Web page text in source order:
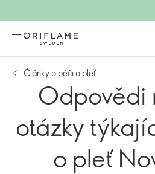
Články o péči o pleť
Odpovědi
otázky
o pleť